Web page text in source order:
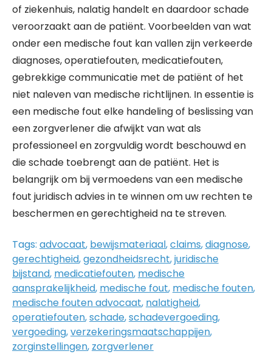
of ziekenhuis, nalatig handelt en daardoor schade
veroorzaakt aan de patiënt. Voorbeelden van wat
onder een medische fout kan vallen zijn verkeerde
diagnoses, operatiefouten, medicatiefouten,
gebrekkige communicatie met de patiënt of het
niet naleven van medische richtlijnen. In essentie is
een medische fout elke handeling of beslissing van
een zorgverlener die afwijkt van wat als
professioneel en zorgvuldig wordt beschouwd en
die schade toebrengt aan de patiënt. Het is
belangrijk om bij vermoedens van een medische
fout juridisch advies in te winnen om uw rechten te
beschermen en gerechtigheid na te streven.
Tags: advocaat, bewijsmateriaal,claims,diagnose,
gerechtigheid,gezondheidsrecht,juridische
bijstand, medicatiefouten, medische
aansprakelijkheid, medische fout, medische fouten,
medische fouten advocaat, nalatigheid,
operatiefouten,schade,schadevergoeding,
vergoeding,verzekeringsmaatschappijen,
zorginstellingen, zorgverlener